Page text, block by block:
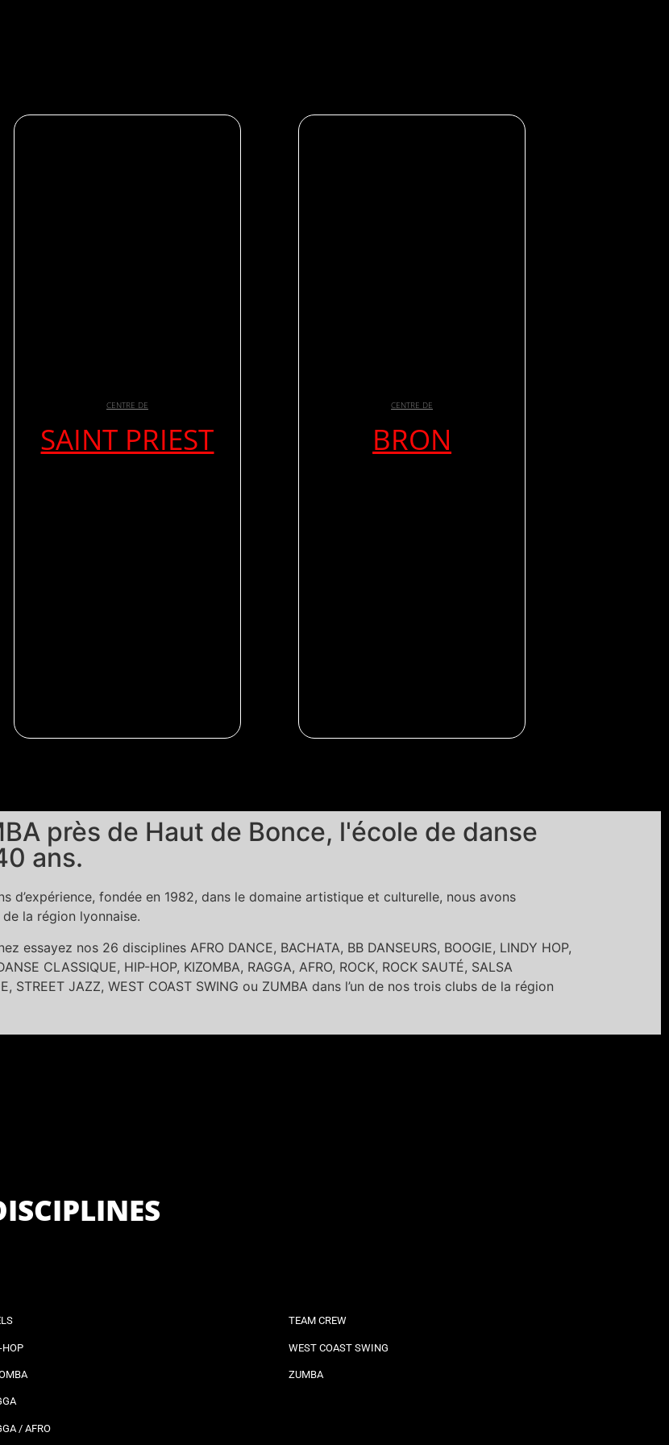
CENTRE DE
SAINT PRIEST
CENTRE DE
BRON
près de Haut de Bonce, l'école de danse
ans.
d’expérience, fondée en 1982, dans le domaine artistique et culturelle, nous avons
la région lyonnaise.
nos 26 disciplines AFRO DANCE, BACHATA, BB DANSEURS, BOOGIE, LINDY HOP,
CLASSIQUE, HIP-HOP, KIZOMBA, RAGGA, AFRO, ROCK, ROCK SAUTÉ, SALSA
STREET JAZZ, WEST COAST SWING ou ZUMBA dans l’un de nos trois clubs de la région
HOP
/ AFRO
TEAM CREW
WEST COAST SWING
ZUMBA